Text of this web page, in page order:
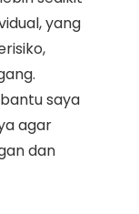
yang
saya
agar
dan